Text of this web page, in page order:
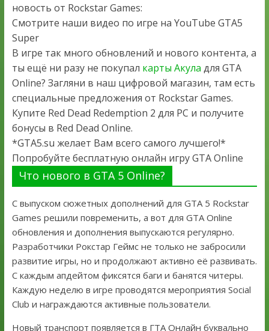
новость от Rockstar Games:
Смотрите наши видео по игре на YouTube GTA5
Super
В игре так много обновлений и нового контента, а
ты ещё ни разу не покупал карты Акула для GTA
Online? Загляни в наш цифровой магазин, там есть
специальные предложения от Rockstar Games.
Купите Red Dead Redemption 2 для PC и получите
бонусы в Red Dead Online.
*GTA5.su желает Вам всего самого лучшего!*
Попробуйте бесплатную онлайн игру GTA Online
Что нового в GTA 5 Online?
С выпуском сюжетных дополнений для GTA 5 Rockstar
Games решили повременить, а вот для GTA Online
обновления и дополнения выпускаются регулярно.
Разработчики Рокстар Геймс не только не забросили
развитие игры, но и продолжают активно её развивать.
С каждым апдейтом фиксятся баги и банятся читеры.
Каждую неделю в игре проводятся мероприятия Social
Club и награждаются активные пользователи.
Новый транспорт появляется в ГТА Онлайн буквально